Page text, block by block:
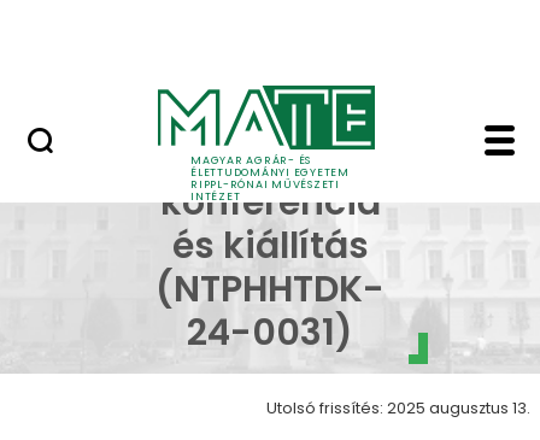
MAGYAR AGRÁR- ÉS
ÉLETTUDOMÁNYI EGYETEM
RIPPL-RÓNAI MŰVÉSZETI
INTÉZET
Kendőzetlenül -
Művészeti
konferencia
és kiállítás
(NTPHHTDK-
24-0031)
Utolsó frissítés: 2025 augusztus 13.